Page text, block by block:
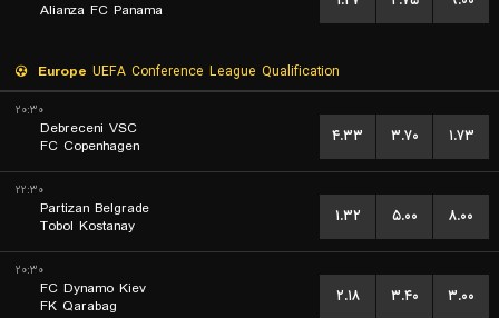
Alianza FC Panama
Europe UEFA Conference League Qualification
۲۰:۳۰
Debreceni VSC
FC Copenhagen
۴.۳۳ ۳.۷۰ ۱.۷۳
۲۲:۳۰
Partizan Belgrade
Tobol Kostanay
۱.۳۲ ۵.۰۰ ۸.۰۰
۲۰:۳۰
FC Dynamo Kiev
FK Qarabag
۲.۱۸ ۳.۴۰ ۳.۰۰